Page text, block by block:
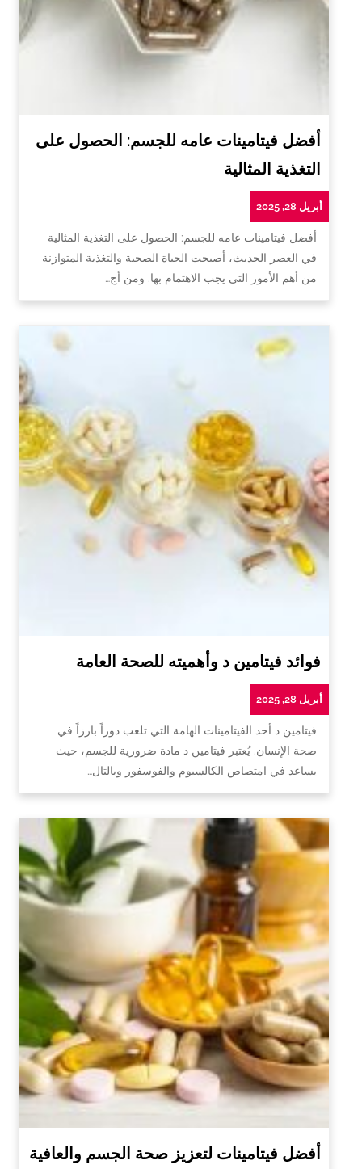
أفضل فيتامينات عامه للجسم: الحصول على
التغذية المثالية
أبريل 28, 2025
أفضل فيتامينات عامه للجسم: الحصول على التغذية المثالية
في العصر الحديث، أصبحت الحياة الصحية والتغذية المتوازنة
من أهم الأمور التي يجب الاهتمام بها. ومن أج…
فوائد فيتامين د وأهميته للصحة العامة
أبريل 28, 2025
فيتامين د أحد الفيتامينات الهامة التي تلعب دوراً بارزاً في
صحة الإنسان. يُعتبر فيتامين د مادة ضرورية للجسم، حيث
يساعد في امتصاص الكالسيوم والفوسفور وبالتال…
أفضل فيتامينات لتعزيز صحة الجسم والعافية